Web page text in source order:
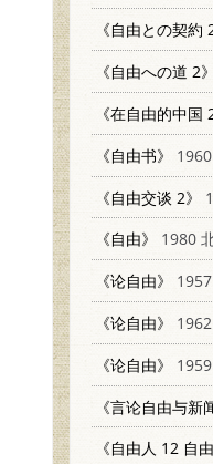
《自由との契約 2
《自由への道 2》
《在自由的中国 2
《自由书》
《自由交谈 2》
《自由》
1980
《论自由》
《论自由》
1962
《论自由》
《言论自由与新
《自由人 12 自